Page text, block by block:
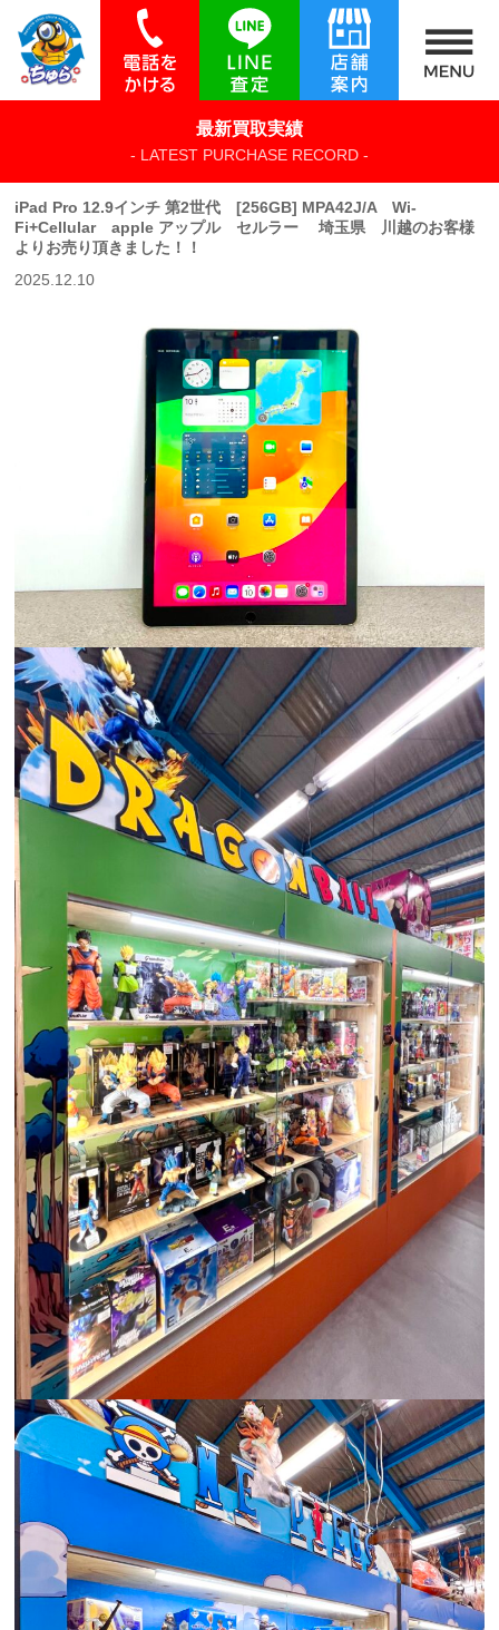
最新買取実績
- LATEST PURCHASE RECORD -
iPad Pro 12.9インチ 第2世代 [256GB] MPA42J/A Wi-
Fi+Cellular apple アップル セルラー 埼玉県 川越のお客様
よりお売り頂きました！！
2025.12.10